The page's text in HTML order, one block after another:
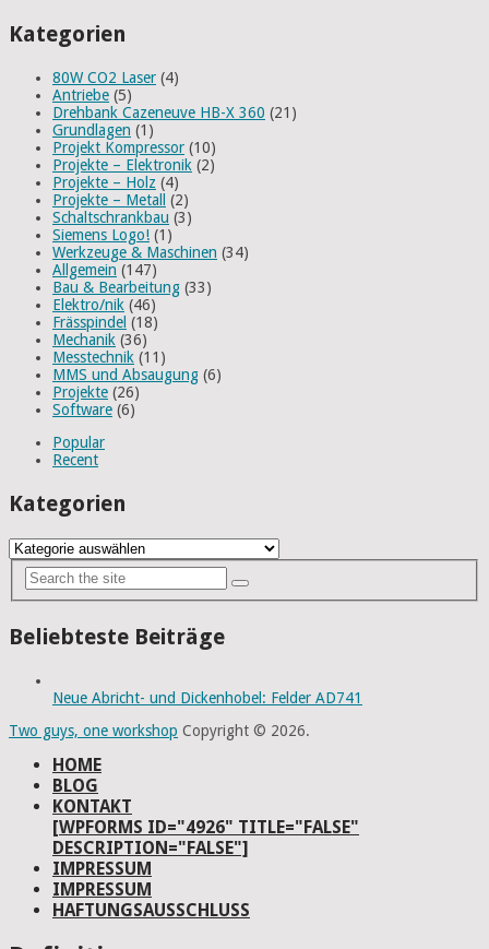
Kategorien
80W CO2 Laser (4)
Antriebe (5)
Drehbank Cazeneuve HB-X 360 (21)
Grundlagen (1)
Projekt Kompressor (10)
Projekte – Elektronik (2)
Projekte – Holz (4)
Projekte – Metall
(2)
Schaltschrankbau (3)
Siemens Logo! (1)
Werkzeuge & Maschinen (34)
Allgemein (147)
Bau & Bearbeitung (33)
Elektro/nik (46)
Frässpindel (18)
Mechanik (36)
Messtechnik (11)
MMS und Absaugung (6)
Projekte (26)
Software (6)
Popular
Recent
Kategorien
Kategorien
Beliebteste Beiträge
Neue Abricht- und Dickenhobel: Felder AD741
Two guys, one workshop Copyright © 2026.
HOME
BLOG
KONTAKT
[WPFORMS ID="4926" TITLE="FALSE"
DESCRIPTION="FALSE"]
IMPRESSUM
IMPRESSUM
HAFTUNGSAUSSCHLUSS